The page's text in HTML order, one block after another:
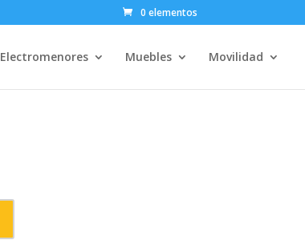
0 elementos
Electromenores Muebles Movilidad